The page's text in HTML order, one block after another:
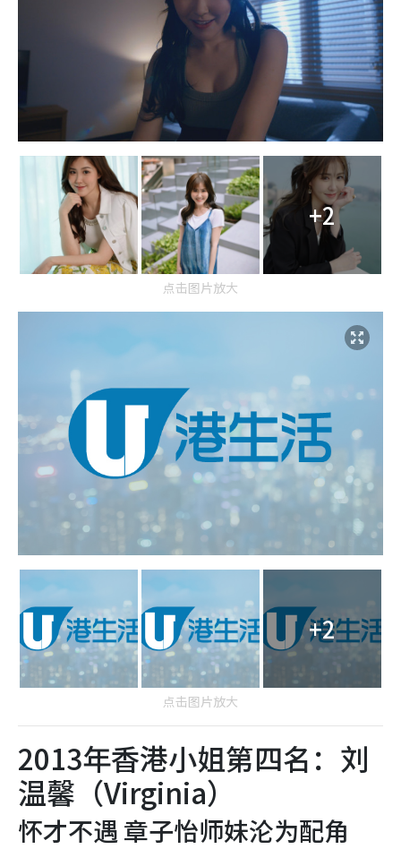
+2
点击图片放大
+2
点击图片放大
2013年香港小姐第四名：刘
温馨（Virginia）
怀才不遇 章子怡师妹沦为配角